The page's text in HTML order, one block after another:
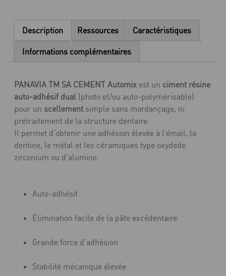
value
pack
3
Description Ressources Caractéristiques
Informations complémentaires
PANAVIA TM SA CEMENT Automix est un ciment résine
auto-adhésif dual (photo et/ou auto-polymérisable)
pour un scellement simple sans mordançage, ni
prétraitement de la structure dentaire.
Il permet d’obtenir une adhésion élevée à l’émail, la
dentine, le métal et les céramiques type oxydede
zirconium ou d’alumine.
Auto-adhésif
Élimination facile de la pâte excédentaire
Grande force d’adhésion
Stabilité mécanique élevée